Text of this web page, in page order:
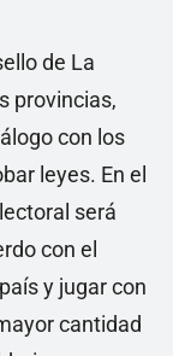
de La
provincias,
con los
leyes. En el
será
con el
y jugar con
cantidad